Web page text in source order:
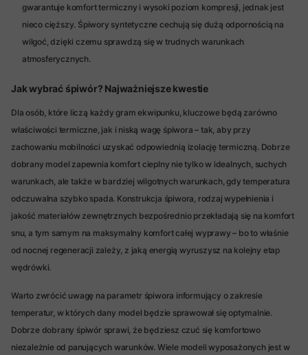
gwarantuje komfort termiczny i wysoki poziom kompresji, jednak jest
nieco cięższy. Śpiwory syntetyczne cechują się dużą odpornością na
wilgoć, dzięki czemu sprawdzą się w trudnych warunkach
atmosferycznych.
Jak wybrać śpiwór? Najważniejsze kwestie
Dla osób, które liczą każdy gram ekwipunku, kluczowe będą zarówno
właściwości termiczne, jak i niską wagę śpiwora – tak, aby przy
zachowaniu mobilności uzyskać odpowiednią izolację termiczną. Dobrze
dobrany model zapewnia komfort cieplny nie tylko w idealnych, suchych
warunkach, ale także w bardziej wilgotnych warunkach, gdy temperatura
odczuwalna szybko spada. Konstrukcja śpiwora, rodzaj wypełnienia i
jakość materiałów zewnętrznych bezpośrednio przekładają się na komfort
snu, a tym samym na maksymalny komfort całej wyprawy – bo to właśnie
od nocnej regeneracji zależy, z jaką energią wyruszysz na kolejny etap
wędrówki.
Warto zwrócić uwagę na parametr śpiwora informujący o zakresie
temperatur, w których dany model będzie sprawował się optymalnie.
Dobrze dobrany śpiwór sprawi, że będziesz czuć się komfortowo
niezależnie od panujących warunków. Wiele modeli wyposażonych jest w